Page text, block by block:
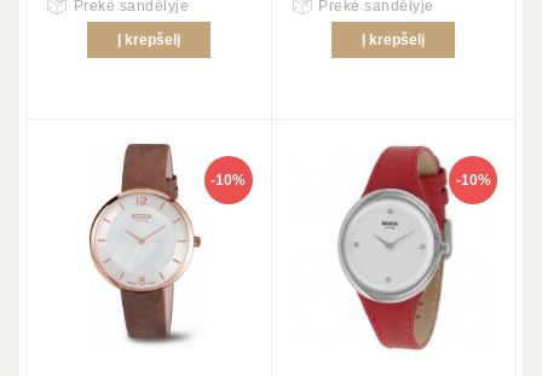
Prekė sandėlyje
Į krepšelį
Prekė sandėlyje
Į krepšelį
-10% -10%